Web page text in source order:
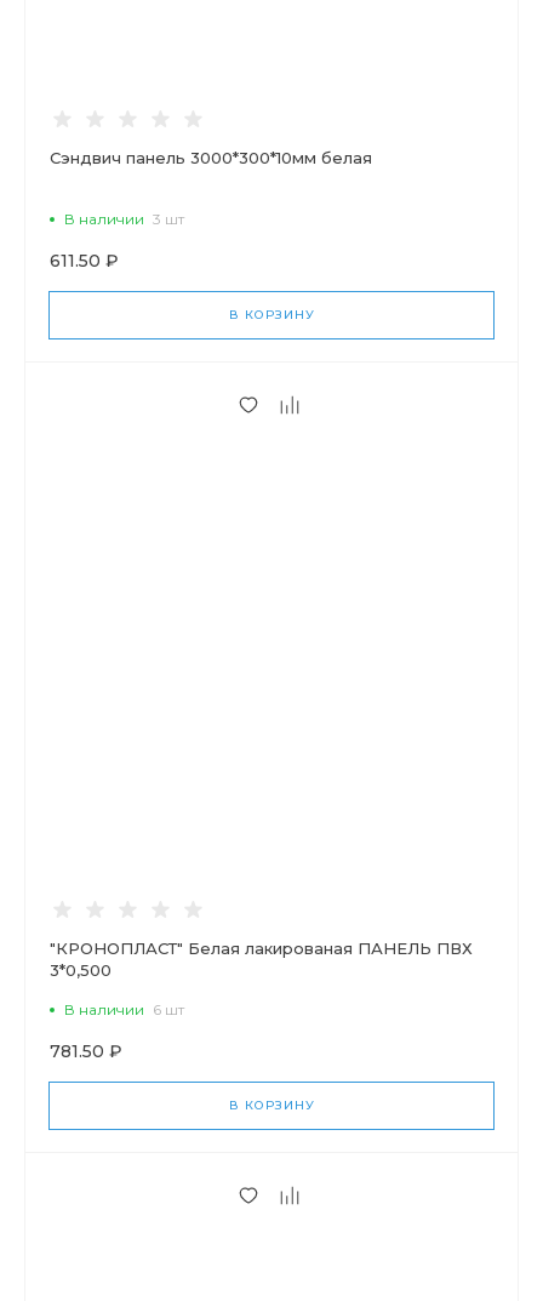
Сэндвич панель 3000*300*10мм белая
В наличии 3 шт
611.50 ₽
В КОРЗИНУ
"КРОНОПЛАСТ" Белая лакированая ПАНЕЛЬ ПВХ
3*0,500
В наличии 6 шт
781.50 ₽
В КОРЗИНУ